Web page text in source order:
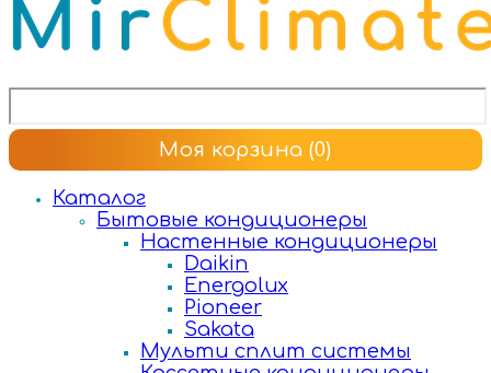
Моя корзина (0)
Каталог
Бытовые кондиционеры
Настенные кондиционеры
Daikin
Energolux
Pioneer
Sakata
Мульти сплит системы